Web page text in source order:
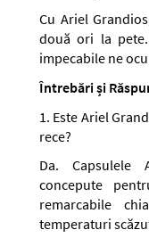
Cu Ariel
două ori la
impecabile ne
Întrebări și
1. Este Ariel
rece?
Da. Capsulele
concepute
remarcabile
temperaturi